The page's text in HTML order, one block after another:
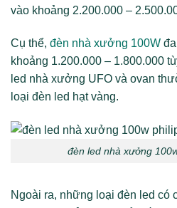
vào khoảng 2.200.000 –
Cụ thể, đèn nhà xưởng 100W
khoảng 1.200.000 – 1.800.000
led nhà xưởng UFO và ovan
loại đèn led hạt vàng.
đèn led nhà xưởng
Ngoài ra, những loại đèn led có